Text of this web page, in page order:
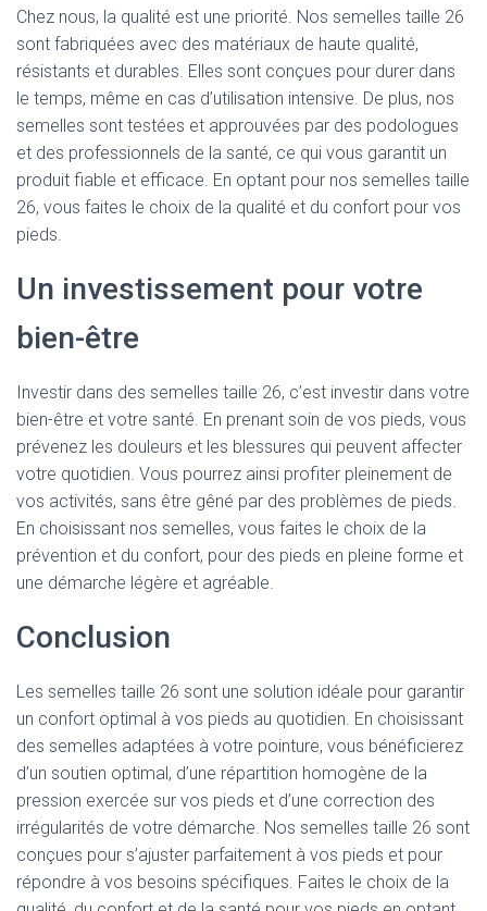
Chez nous, la qualité est une priorité. Nos semelles taille 26
sont fabriquées avec des matériaux de haute qualité,
résistants et durables. Elles sont conçues pour durer dans
le temps, même en cas d’utilisation intensive. De plus, nos
semelles sont testées et approuvées par des podologues
et des professionnels de la santé, ce qui vous garantit un
produit fiable et efficace. En optant pour nos semelles taille
26, vous faites le choix de la qualité et du confort pour vos
pieds.
Un investissement pour votre
bien-être
Investir dans des semelles taille 26, c’est investir dans votre
bien-être et votre santé. En prenant soin de vos pieds, vous
prévenez les douleurs et les blessures qui peuvent affecter
votre quotidien. Vous pourrez ainsi profiter pleinement de
vos activités, sans être gêné par des problèmes de pieds.
En choisissant nos semelles, vous faites le choix de la
prévention et du confort, pour des pieds en pleine forme et
une démarche légère et agréable.
Conclusion
Les semelles taille 26 sont une solution idéale pour garantir
un confort optimal à vos pieds au quotidien. En choisissant
des semelles adaptées à votre pointure, vous bénéficierez
d’un soutien optimal, d’une répartition homogène de la
pression exercée sur vos pieds et d’une correction des
irrégularités de votre démarche. Nos semelles taille 26 sont
conçues pour s’ajuster parfaitement à vos pieds et pour
répondre à vos besoins spécifiques. Faites le choix de la